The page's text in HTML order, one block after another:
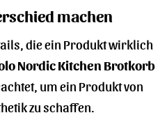
machen
die ein Produkt wirklich
Nordic Kitchen Brotkorb
um ein Produkt von
zu schaffen.